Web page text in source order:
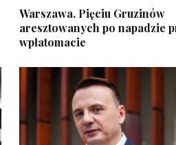
Warszawa. Pięciu Gruzinów
aresztowanych po napadzie
wpłatomacie